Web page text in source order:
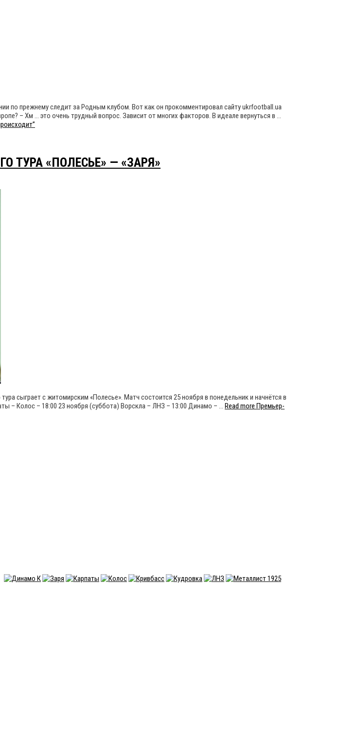
по прежнему следит за Родным клубом. Вот как он прокомментировал сайту ukrfootball.ua
– Хм … это очень трудный вопрос. Зависит от многих факторов. В идеале вернуться в …
ТУРА «ПОЛЕСЬЕ» — «ЗАРЯ»
сыграет с житомирским «Полесье». Матч состоится 25 ноября в понедельник и начнётся в
– Колос – 18:00 23 ноября (суббота) Ворскла – ЛНЗ – 13:00 Динамо – … Read more Премьер-